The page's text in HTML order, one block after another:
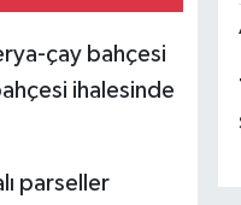
çay bahçesi
ihalesinde
parseller